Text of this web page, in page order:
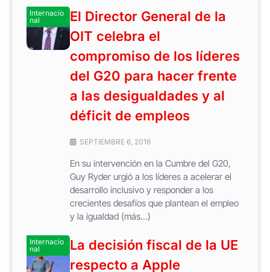
Internacio
nal
El Director General de la
OIT celebra el
compromiso de los líderes
del G20 para hacer frente
a las desigualdades y al
déficit de empleos
SEPTIEMBRE 6, 2016
En su intervención en la Cumbre del G20,
Guy Ryder urgió a los líderes a acelerar el
desarrollo inclusivo y responder a los
crecientes desafíos que plantean el empleo
y la igualdad (más…)
Internacio
nal
La decisión fiscal de la UE
respecto a Apple